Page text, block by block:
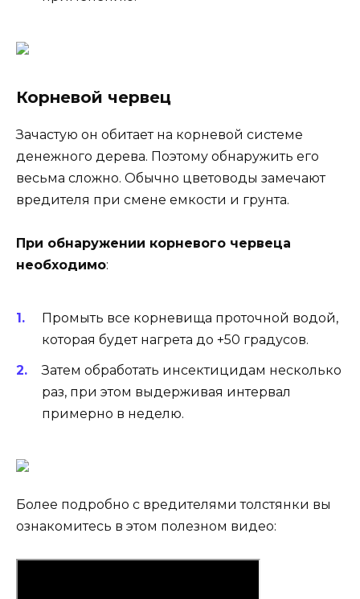
Корневой червец
Зачастую он обитает на корневой системе
денежного дерева. Поэтому обнаружить его
весьма сложно. Обычно цветоводы замечают
вредителя при смене емкости и грунта.
При обнаружении корневого червеца
необходимо:
Промыть все корневища проточной водой,
которая будет нагрета до +50 градусов.
Затем обработать инсектицидам несколько
раз, при этом выдерживая интервал
примерно в неделю.
Более подробно с вредителями толстянки вы
ознакомитесь в этом полезном видео: